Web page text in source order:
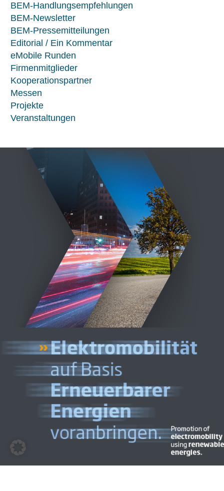
BEM-Handlungsempfehlungen
BEM-Newsletter
BEM-Pressemitteilungen
Editorial / Ein Kommentar
eMobile Runden
Firmenmitglieder
Kooperationspartner
Messen
Projekte
Veranstaltungen